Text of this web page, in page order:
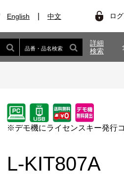
English 中文 ロ
品番・品名検索
詳細
検索
※デモ機にライセンスキー発行
L-KIT807A